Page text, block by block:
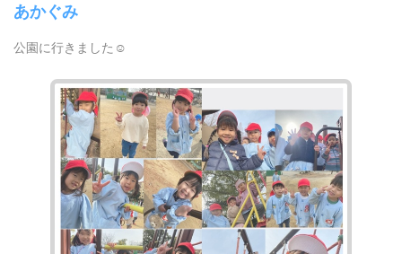
あかぐみ
公園に行きました☺️